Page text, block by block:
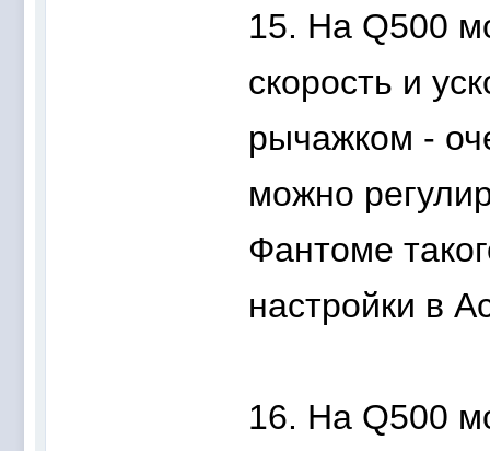
15. На Q500
скорость и
рычажком -
можно
Фантоме
настройки в
16. На Q500